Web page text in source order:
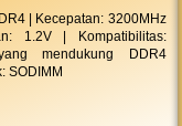
| Kecepatan: 3200MHz
1.2V | Kompatibilitas:
mendukung DDR4
SODIMM